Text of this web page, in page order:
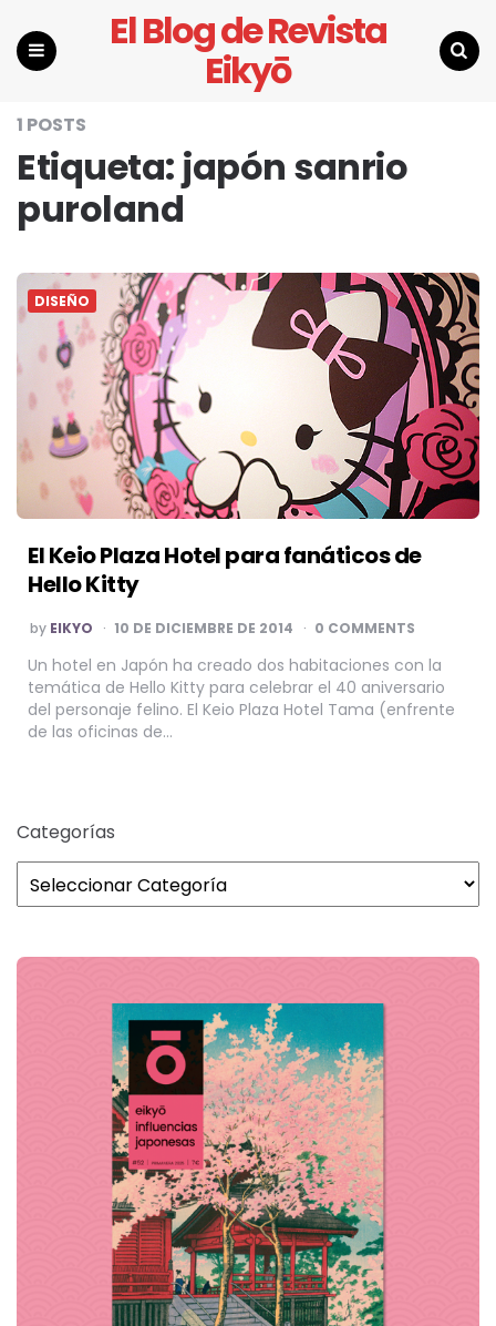
El Blog de Revista
Eikyō
1 POSTS
Etiqueta: japón sanrio
puroland
DISEÑO
El Keio Plaza Hotel para fanáticos de
Hello Kitty
POSTED
BY
by EIKYO 10 DE DICIEMBRE DE 2014 0 COMMENTS
Un hotel en Japón ha creado dos habitaciones con la
temática de Hello Kitty para celebrar el 40 aniversario
del personaje felino. El Keio Plaza Hotel Tama (enfrente
de las oficinas de…
Categorías